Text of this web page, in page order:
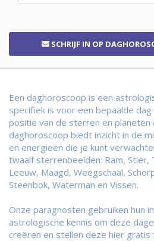
SCHRIJF IN OP
Een daghoroscoop is een
specifiek is voor een bepaalde
positie van de sterren en planeten
daghoroscoop biedt inzicht in de
en energieën die je kunt
twaalf sterrenbeelden: Ram, Stier,
Leeuw, Maagd, Weegschaal,
Steenbok, Waterman en Vissen.
Onze paragnosten gebruiken hun
astrologische kennis om deze
creëren en stellen deze hier gratis